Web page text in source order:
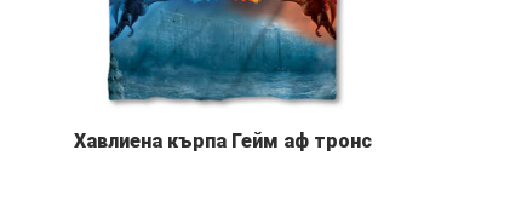
Хавлиена кърпа Гейм аф тронс